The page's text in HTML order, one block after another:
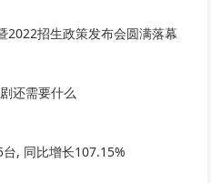
2022招生政策发布会圆满落幕
还需要什么
, 同比增长107.15%